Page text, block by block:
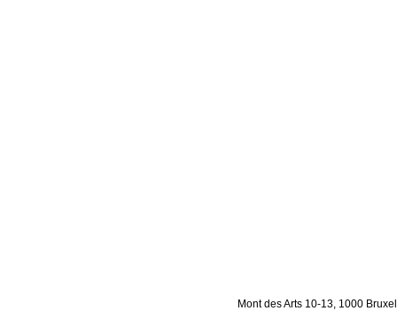
Mont des Arts 10-13, 1000